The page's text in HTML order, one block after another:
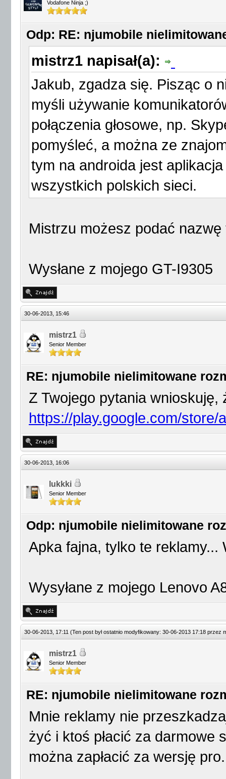
Vodafone Ninja ;)
Odp: RE: njumobile
mistrz1 napisał(a):
Jakub, zgadza się. Pisząc o
myśli używanie
połączenia głosowe, np.
pomyśleć, a można ze
tym na androida jest
wszystkich polskich sieci.
Mistrzu możesz podać nazwę
Wysłane z mojego GT-I9305
30-06-2013, 15:46
mistrz1
Senior Member
RE: njumobile nielimitowane
Z Twojego pytania
https://play.google.com/store/
30-06-2013, 16:06
lukkki
Senior Member
Odp: njumobile nielimitowane
Apka fajna, tylko te reklamy...
Wysyłane z mojego Lenovo
30-06-2013, 17:11 (Ten post był ostatnio modyfikowany: 30-06-2013 17:18 przez
mistrz1
Senior Member
RE: njumobile nielimitowane
Mnie reklamy nie
żyć i ktoś płacić za darmowe
można zapłacić za wersję pro.